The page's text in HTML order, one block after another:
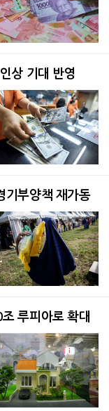
상 기대 반영
기부양책 재가동
루피아로 확대